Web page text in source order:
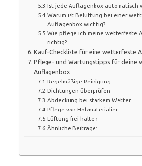
Ist jede Auflagenbox automatisch
Warum ist Belüftung bei einer
Auflagenbox wichtig?
Wie pflege ich meine wetterfeste
richtig?
Kauf-Checkliste für eine wetterfeste
Pflege- und Wartungstipps für deine
Auflagenbox
Regelmäßige Reinigung
Dichtungen überprüfen
Abdeckung bei starkem Wetter
Pflege von Holzmaterialien
Lüftung frei halten
Ähnliche Beiträge: